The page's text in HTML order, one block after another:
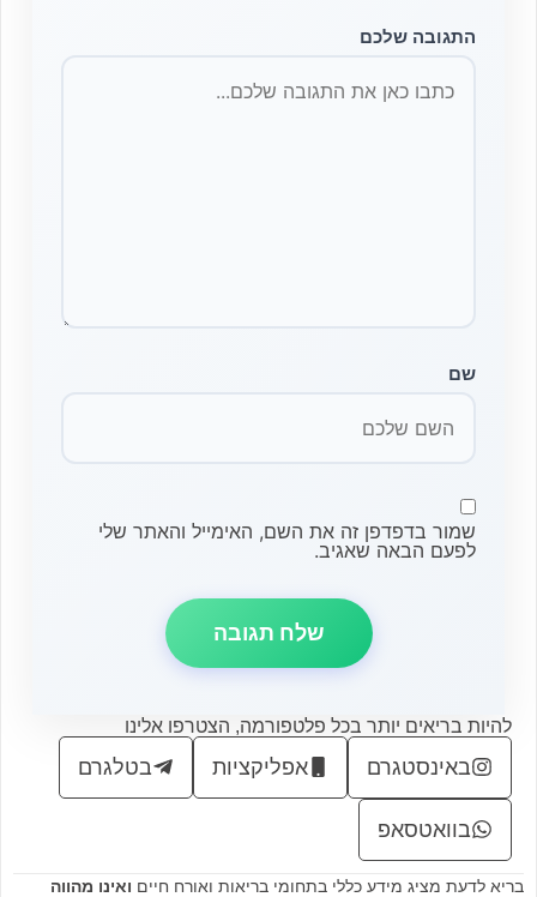
התגובה שלכם
שם
שמור בדפדפן זה את השם, האימייל והאתר שלי
לפעם הבאה שאגיב.
להיות בריאים יותר בכל פלטפורמה, הצטרפו אלינו
באינסטגרם אפליקציות בטלגרם
בוואטסאפ
בריא לדעת מציג מידע כללי בתחומי בריאות ואורח חיים ואינו מהווה